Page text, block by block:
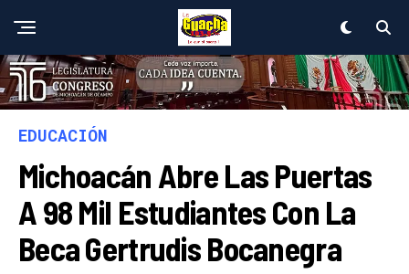
EDUCACIÓN
Michoacán Abre Las Puertas
A 98 Mil Estudiantes Con La
Beca Gertrudis Bocanegra